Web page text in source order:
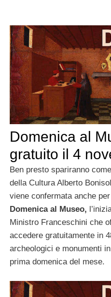
Domenica al
gratuito il 4
Ben presto spariranno
della Cultura Alberto
viene confermata anche
Domenica al Museo,
Ministro Franceschini che
accedere gratuitamente in
archeologici e monumenti
prima domenica del mese.